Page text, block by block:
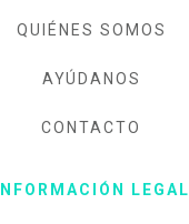
QUIÉNES SOMOS
AYÚDANOS
CONTACTO
INFORMACIÓN LEGAL